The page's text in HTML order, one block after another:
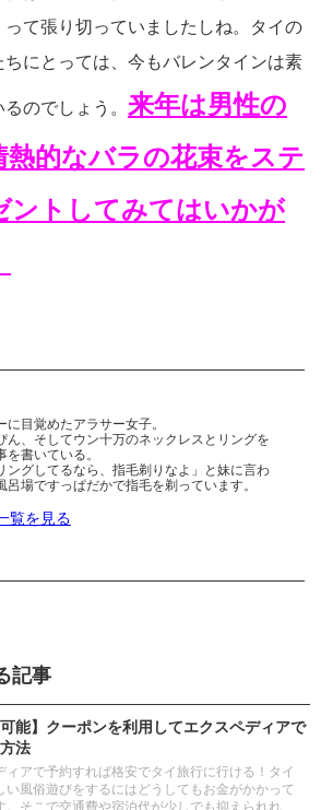
て張り切っていましたしね。タイの
にとっては、今もバレンタインは素
のでしょう。 来年は男性の
熱的なバラの花束をステ
ントしてみてはいかが
目覚めたアラサー女子。
ん、そしてウン十万のネックレスとリングを
書いている。
ングしてるなら、指毛剃りなよ」と妹に言わ
呂場ですっぱだかで指毛を剃っています。
覧を見る
記事
能】クーポンを利用してエクスペディアで
法
ィアで予約すれば格安でタイ旅行に行ける！タイ
い風俗遊びをするにはどうしてもお金がかかって
。そこで交通費や宿泊代が少しでも抑えられれ